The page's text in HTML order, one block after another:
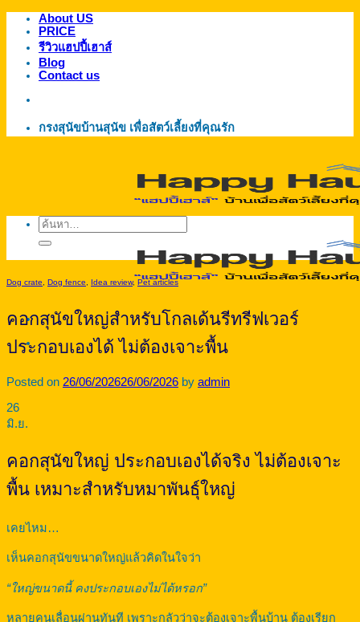
ข้าม
เนื้อหา
About US
PRICE
รีวิวแฮปปี้เฮาส์
Blog
Contact us
กรงสุนัขบ้านสุนัข เพื่อสัตว์เลี้ยงที่คุณรัก
ค้นหา:
Dog crate, Dog fence, Idea review, Pet articles
คอกสุนัขใหญ่สำหรับโกลเด้นรีทรีฟเวอร์
ประกอบเองได้ ไม่ต้องเจาะพื้น
Posted on 26/06/202626/06/2026 by admin
26
มิ.ย.
คอกสุนัขใหญ่ ประกอบเองได้จริง ไม่ต้องเจาะ
พื้น เหมาะสำหรับหมาพันธุ์ใหญ่
เคยไหม…
เห็นคอกสุนัขขนาดใหญ่แล้วคิดในใจว่า
“ใหญ่ขนาดนี้ คงประกอบเองไม่ได้หรอก”
หลายคนเลื่อนผ่านทันที เพราะกลัวว่าจะต้องเจาะพื้นบ้าน ต้องเรียก